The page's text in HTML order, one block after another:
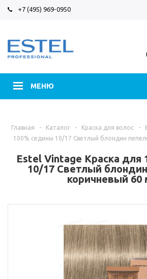
+7 (495) 969-0950
МЕНЮ
Главная - Каталог - Краска для волос -
100% седины 10/17 Светлый блондин
Estel Vintage Краска для
10/17 Светлый
коричневый 60